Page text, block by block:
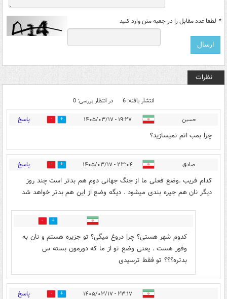
* لطفا عدد مقابل را در جعبه متن وارد کنید
نظرات
انتشار یافته: 6 در انتظار بررسی: 0
حسین ۱۹:۲۷ - ۱۴۰۵/۰۳/۱۷ 0 پاسخ
چرا بمب اتم نمیسازید؟
صادق ۲۳:۰۴ - ۱۴۰۵/۰۳/۱۷ 1 پاسخ
کدام فریب .وضع فعلی ما از جنگ جهانی دوم هم بدتر است چند روز
دیگر نان هم جیره بندی میشود . دیگه وضع از این هم بدتر خواهد شد
0
کدوم شهر هستی؟ چرا دروغ میگی؟ تو جزیره هستم و نان به
وفور هست . یعنی وضع تو از ما که دورمون بسته س
بدتره؟؟؟ تو فقط ترسیدی
۲۳:۱۷ - ۱۴۰۵/۰۳/۱۷ 0 پاسخ